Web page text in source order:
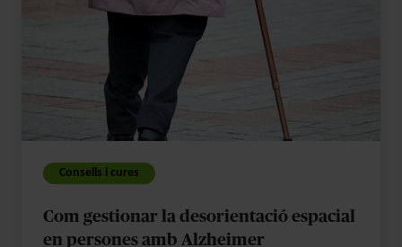
amb
AlzheimerConsells i cures
Com gestionar la desorientació espacial
en persones amb Alzheimer